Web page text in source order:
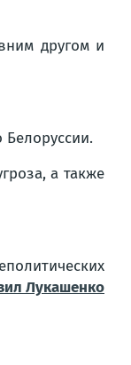
другом и
а также
Лукашенко